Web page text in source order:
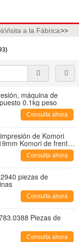
Visita a la Fábrica>>
máquina de
0.1kg peso
Consulta ahora
de Komori
Komori de frente
Consulta ahora
piezas de
Consulta ahora
Piezas de
Consulta ahora